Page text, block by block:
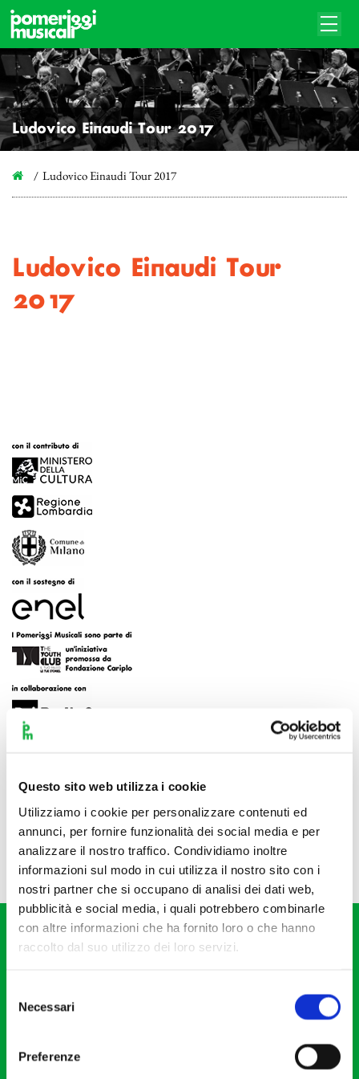
Questo sito web utilizza i cookie
Utilizziamo i cookie per personalizzare contenuti ed
annunci, per fornire funzionalità dei social media e per
analizzare il nostro traffico. Condividiamo inoltre
informazioni sul modo in cui utilizza il nostro sito con i
nostri partner che si occupano di analisi dei dati web,
pubblicità e social media, i quali potrebbero combinarle
con altre informazioni che ha fornito loro o che hanno
raccolto dal suo utilizzo dei loro servizi.
delNecessari
Preferenze
Ludovico Einaudi Tour 2017
Ludovico Einaudi Tour 2017
Ludovico Einaudi Tour
2017
20121 Milano